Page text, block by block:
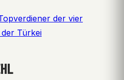
der vier
Türkei